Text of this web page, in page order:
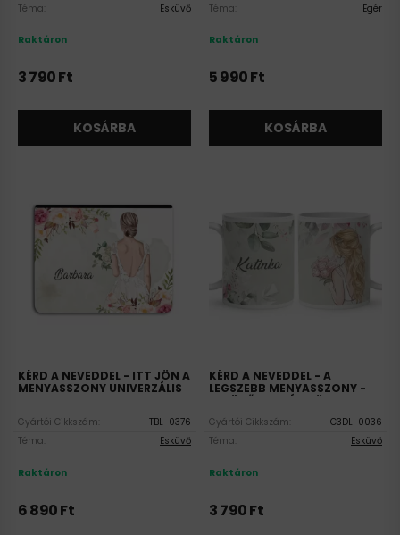
Téma:
Esküvő
Raktáron
3 790Ft
KOSÁRBA
Téma:
Egér
Raktáron
5 990Ft
KOSÁRBA
KÉRD A NEVEDDEL - ITT JÖN A
MENYASSZONY UNIVERZÁLIS
Gyártói Cikkszám:
TBL-0376
Téma:
Esküvő
Raktáron
6 890Ft
KÉRD A NEVEDDEL - A
LEGSZEBB MENYASSZONY -
ESKÜVŐ MINTÁS BÖGRE
Gyártói Cikkszám:
C3DL-0036
Téma:
Esküvő
Raktáron
3 790Ft